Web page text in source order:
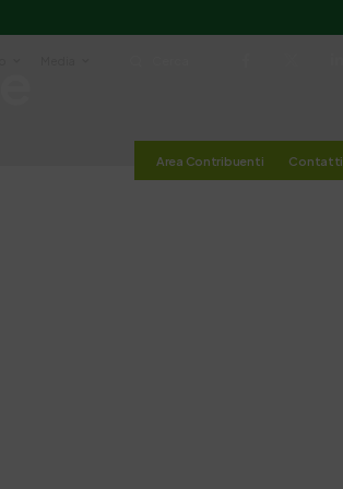
Area Contribuenti Contatti